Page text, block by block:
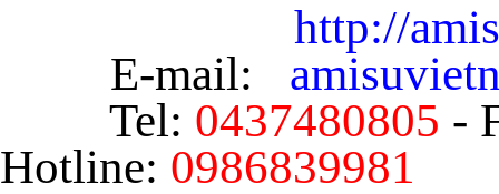
http://
E-mail:
Tel: 0437480805 -
Hotline: 0986839981